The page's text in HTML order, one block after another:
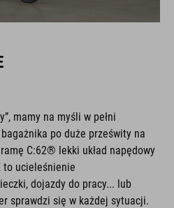
mamy na myśli w pełni
po duże prześwity na
C:62® lekki układ napędowy
to ucieleśnienie
dojazdy do pracy... lub
sprawdzi się w każdej sytuacji.